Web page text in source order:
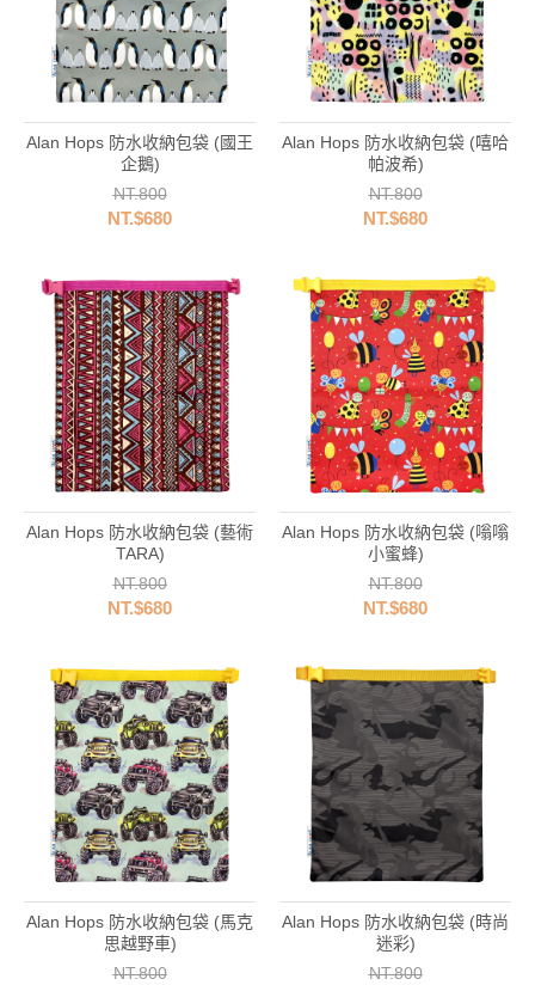
Alan Hops 防水收納包袋 (國王
企鵝)
NT.800
NT.$680
Alan Hops 防水收納包袋 (嘻哈
帕波希)
NT.800
NT.$680
Alan Hops 防水收納包袋 (藝術
TARA)
NT.800
NT.$680
Alan Hops 防水收納包袋 (嗡嗡
小蜜蜂)
NT.800
NT.$680
Alan Hops 防水收納包袋 (馬克
思越野車)
NT.800
Alan Hops 防水收納包袋 (時尚
迷彩)
NT.800